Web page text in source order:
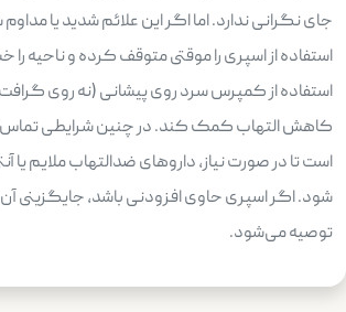
جای نگرانی ندارد. اما اگر این علائم شدید یا
استفاده از اسپری را موقتی متوقف کرده و ناحیه
استفاده از کمپرس سرد روی پیشانی (نه روی
کاهش التهاب کمک کند. در چنین شرایطی
است تا در صورت نیاز، داروهای ضدالتهاب ملایم یا
شود. اگر اسپری حاوی افزودنی باشد، جایگزینی
توصیه می‌شود.